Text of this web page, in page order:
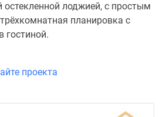
остекленной лоджией, с простым
планировка с
гостиной.
проекта